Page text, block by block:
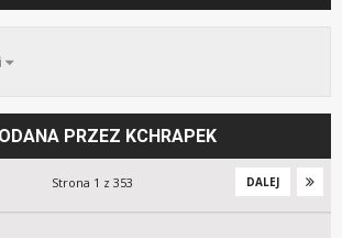
PRZEZ KCHRAPEK
DALEJ
Strona 1 z 353